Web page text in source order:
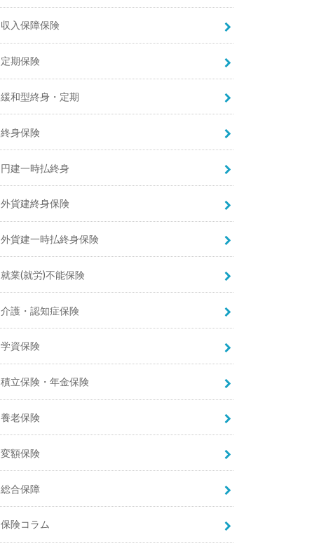
収入保障保険
定期保険
緩和型終身・定期
終身保険
円建一時払終身
外貨建終身保険
外貨建一時払終身保険
就業(就労)不能保険
介護・認知症保険
学資保険
積立保険・年金保険
養老保険
変額保険
総合保障
保険コラム